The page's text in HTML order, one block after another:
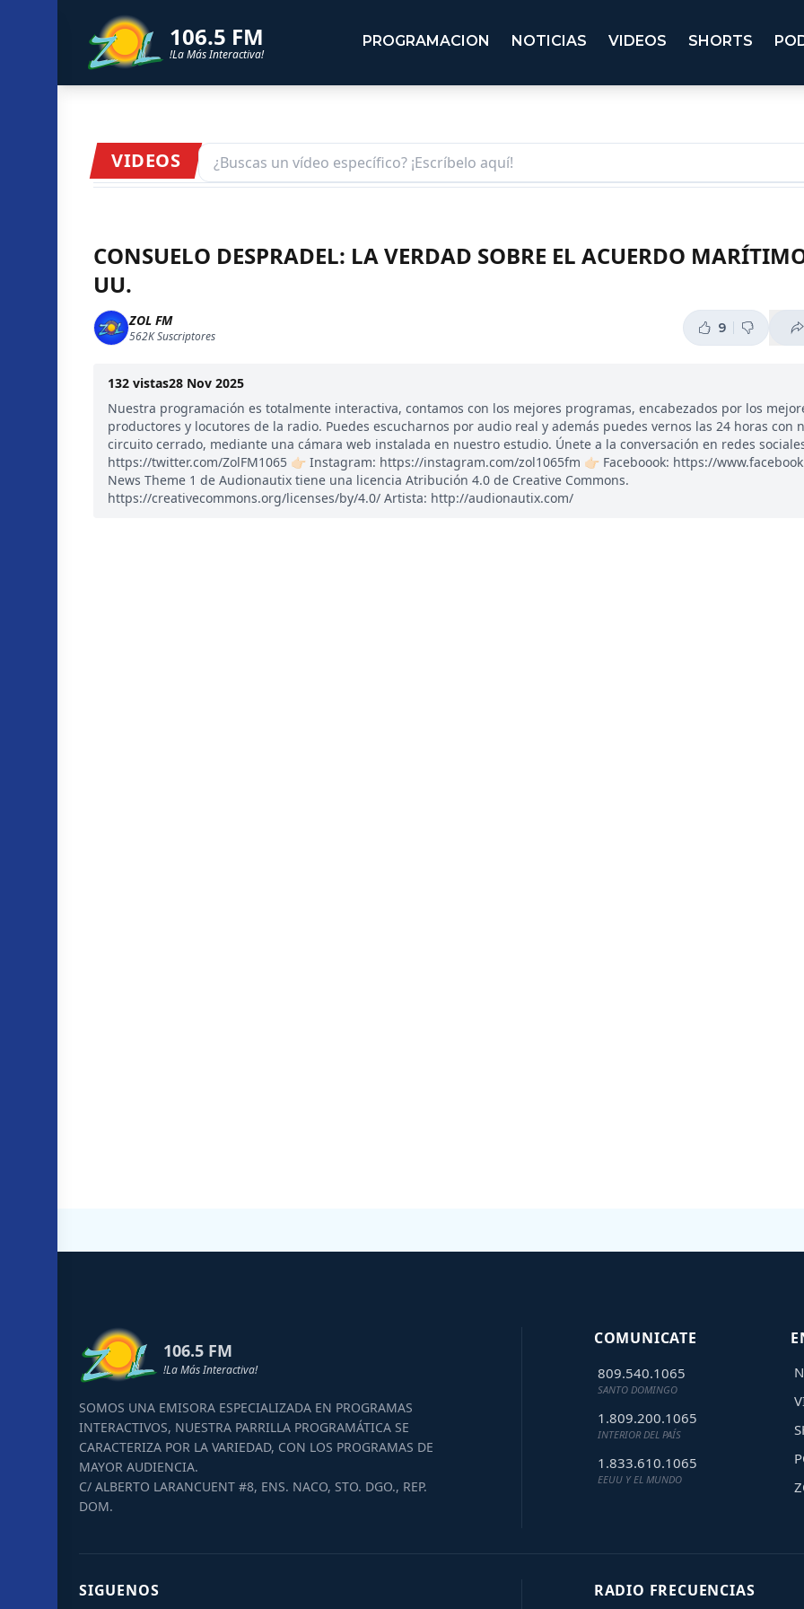
106.5 FM
!La Más Interactiva!
PROGRAMACION NOTICIAS VIDEOS SHORTS
VIDEOS
CONSUELO DESPRADEL: LA VERDAD SOBRE EL ACUERDO
UU.
ZOL FM
562KSuscriptores
9
132 vistas28 Nov 2025
Nuestra programación es totalmente interactiva, contamos con los mejores programas, encabezados por los
productores y locutores de la radio. Puedes escucharnos por audio real y además puedes vernos las 24 horas con
circuito cerrado, mediante una cámara web instalada en nuestro estudio. Únete a la conversación en redes sociales:
https://twitter.com/ZolFM1065 👉🏻 Instagram: https://instagram.com/zol1065fm 👉🏻 Faceboook: https://
News Theme 1 de Audionautix tiene una licencia Atribución 4.0 de Creative Commons.
https://creativecommons.org/licenses/by/4.0/ Artista: http://audionautix.com/
106.5 FM
!La Más Interactiva!
SOMOS UNA EMISORA ESPECIALIZADA EN PROGRAMAS
INTERACTIVOS, NUESTRA PARRILLA PROGRAMÁTICA SE
CARACTERIZA POR LA VARIEDAD, CON LOS PROGRAMAS DE
MAYOR AUDIENCIA.
C/ ALBERTO LARANCUENT #8, ENS. NACO, STO. DGO., REP.
DOM.
COMUNICATE
809.540.1065
SANTO DOMINGO
1.809.200.1065
INTERIOR DEL PAÍS
1.833.610.1065
EEUU Y EL MUNDO
SIGUENOS RADIO FRECUENCIAS